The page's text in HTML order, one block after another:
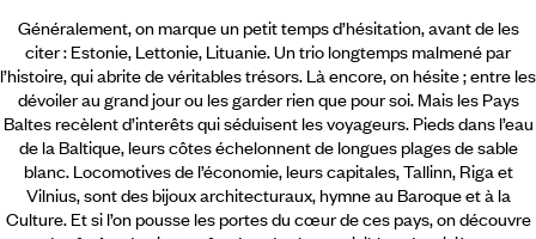
Généralement, on marque un petit temps d’hésitation, avant de les
citer : Estonie, Lettonie, Lituanie. Un trio longtemps malmené par
l’histoire, qui abrite de véritables trésors. Là encore, on hésite ; entre les
dévoiler au grand jour ou les garder rien que pour soi. Mais les Pays
Baltes recèlent d’interêts qui séduisent les voyageurs. Pieds dans l’eau
de la Baltique, leurs côtes échelonnent de longues plages de sable
blanc. Locomotives de l’économie, leurs capitales, Tallinn, Riga et
Vilnius, sont des bijoux architecturaux, hymne au Baroque et à la
Culture. Et si l’on pousse les portes du cœur de ces pays,on découvre